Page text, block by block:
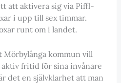
att aktivera sig via Piffl-
i upp till sex timmar.
runt om i landet.
Mörbylånga kommun vill
fritid för sina invånare
det en självklarhet att man